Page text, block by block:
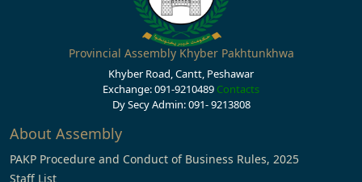
Provincial Assembly Khyber Pakhtunkhwa
Khyber Road, Cantt, Peshawar
Exchange: 091-9210489 Contacts
Dy Secy Admin: 091- 9213808
About Assembly
PAKP Procedure and Conduct of Business Rules, 2025
Staff List